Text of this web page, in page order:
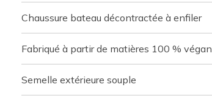
Chaussure bateau décontractée à enfiler
Fabriqué à partir de matières 100 % végan
Semelle extérieure souple